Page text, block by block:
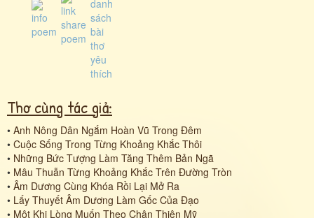
Thơ cùng tác giả:
• Anh Nông Dân Ngắm Hoàn Vũ Trong Đêm
• Cuộc Sống Trong Từng Khoảng Khắc Thôi
• Những Bức Tượng Làm Tăng Thêm Bản Ngã
• Mâu Thuẫn Từng Khoảng Khắc Trên Đường Tròn
• Âm Dương Cùng Khóa Rồi Lại Mở Ra
• Lấy Thuyết Âm Dương Làm Gốc Của Đạo
• Một Khi Lòng Muốn Theo Chân Thiện Mỹ